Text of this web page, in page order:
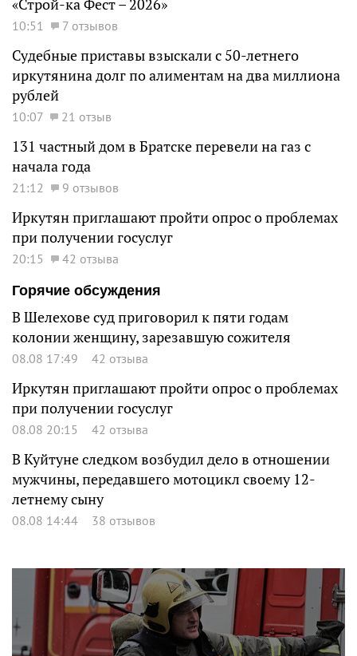
«Строй-ка Фест – 2026»
10:51 7 отзывов
Судебные приставы взыскали с 50-летнего
иркутянина долг по алиментам на два миллиона
рублей
10:07 21 отзыв
131 частный дом в Братске перевели на газ с
начала года
21:12 9 отзывов
Иркутян приглашают пройти опрос о проблемах
при получении госуслуг
20:15
42 отзыва
Горячие обсуждения
В Шелехове суд приговорил к пяти годам
колонии женщину, зарезавшую сожителя
08.08 17:49 42 отзыва
Иркутян приглашают пройти опрос о проблемах
при получении госуслуг
08.08 20:15 42 отзыва
В Куйтуне следком возбудил дело в отношении
мужчины, передавшего мотоцикл своему 12-
летнему сыну
08.08 14:44 38 отзывов